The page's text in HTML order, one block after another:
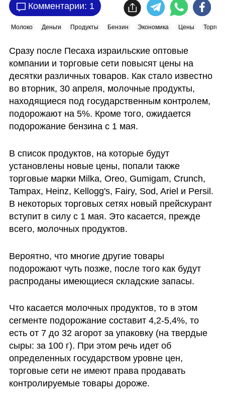
Комментарии: 1
Молоко Деньги Продукты Бензин Экономика Цены
Сразу после Песаха израильские оптовые
компании и торговые сети повысят цены на
десятки различных товаров. Как стало известно
во вторник, 30 апреля, молочные продукты,
находящиеся под государственным контролем,
подорожают на 5%. Кроме того, ожидается
подорожание бензина с 1 мая.
В список продуктов, на которые будут
установлены новые цены, попали также
торговые марки Milka, Oreo, Gumigam, Crunch,
Tampax, Heinz, Kellogg's, Fairy, Sod, Ariel и Persil.
В некоторых торговых сетях новый прейскурант
вступит в силу с 1 мая. Это касается, прежде
всего, молочных продуктов.
Вероятно, что многие другие товары
подорожают чуть позже, после того как будут
распроданы имеющиеся складские запасы.
Что касается молочных продуктов, то в этом
сегменте подорожание составит 4,2-5,4%, то
есть от 7 до 32 агорот за упаковку (на твердые
сыры: за 100 г). При этом речь идет об
определенных государством уровне цен,
торговые сети не имеют права продавать
контролируемые товары дороже.